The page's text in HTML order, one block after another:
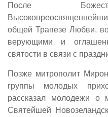
После
общей Трапезе Любви,
верующими и
святости в связи с
Позже митрополит
группы молодых
рассказал молодежи о
Святейшей